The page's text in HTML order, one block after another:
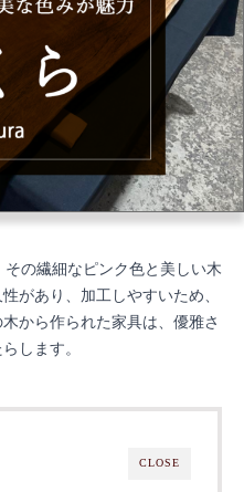
その繊細なピンク色と美しい木
があり、加工しやすいため、
から作られた家具は、優雅さ
します。
CLOSE